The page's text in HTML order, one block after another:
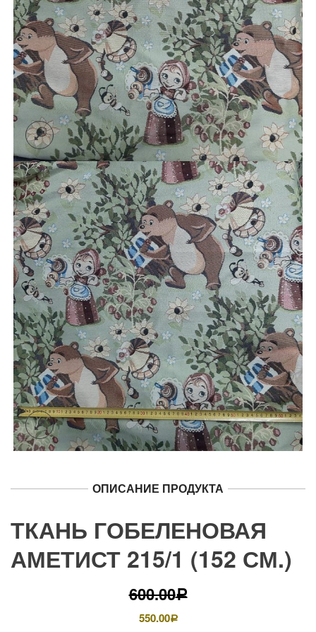
ОПИСАНИЕ ПРОДУКТА
ТКАНЬ ГОБЕЛЕНОВАЯ
АМЕТИСТ 215/1 (152 СМ.)
600.00Р
550.00Р